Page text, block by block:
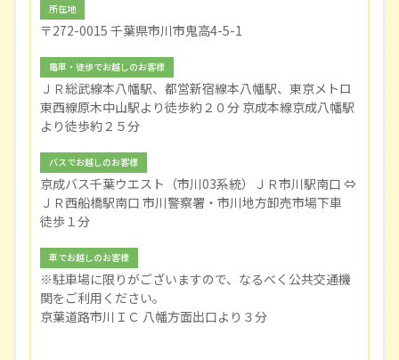
所在地
〒272-0015 千葉県市川市鬼高4-5-1
電車・徒歩でお越しのお客様
ＪＲ総武線本八幡駅、都営新宿線本八幡駅、東京メトロ
東西線原木中山駅より徒歩約２０分 京成本線京成八幡駅
より徒歩約２５分
バスでお越しのお客様
京成バス千葉ウエスト（市川03系統）ＪＲ市川駅南口 ⇔
ＪＲ西船橋駅南口 市川警察署・市川地方卸売市場下車
徒歩１分
車でお越しのお客様
※駐車場に限りがございますので、なるべく公共交通機
関をご利用ください。
京葉道路市川ＩＣ 八幡方面出口より３分